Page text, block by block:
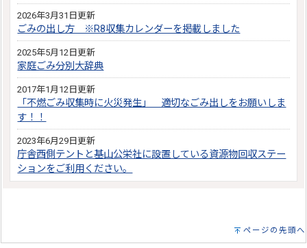
2026年3月31日更新
ごみの出し方 ※R8収集カレンダーを掲載しました
2025年5月12日更新
家庭ごみ分別大辞典
2017年1月12日更新
「不燃ごみ収集時に火災発生」 適切なごみ出しをお願いしま
す！！
2023年6月29日更新
庁舎西側テントと基山公栄社に設置している資源物回収ステー
ションをご利用ください。
ページの先頭へ